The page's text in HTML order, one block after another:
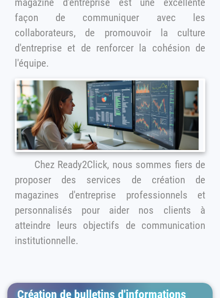
façon de communiquer avec les
collaborateurs, de promouvoir la culture
d'entreprise et de renforcer la cohésion de
l'équipe.
Chez Ready2Click, nous sommes fiers de
proposer des services de création de
magazines d'entreprise professionnels et
personnalisés pour aider nos clients à
atteindre leurs objectifs de communication
institutionnelle.
Création de bulletins d'informations